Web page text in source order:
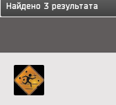
Найдено 3 результата